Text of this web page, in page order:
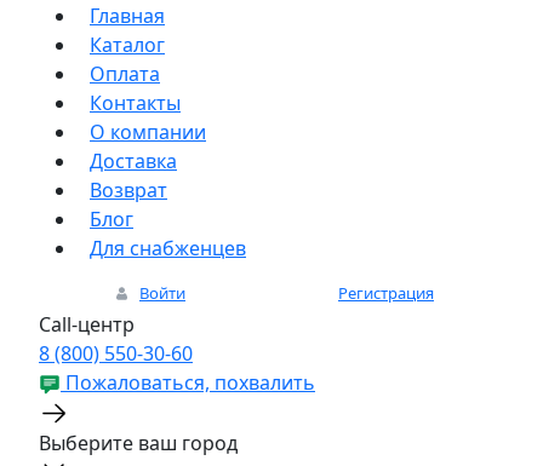
Главная
Каталог
Оплата
Контакты
О компании
Доставка
Возврат
Блог
Для снабженцев
Войти Регистрация
Call-центр
8 (800) 550-30-60
Пожаловаться, похвалить
Выберите ваш город